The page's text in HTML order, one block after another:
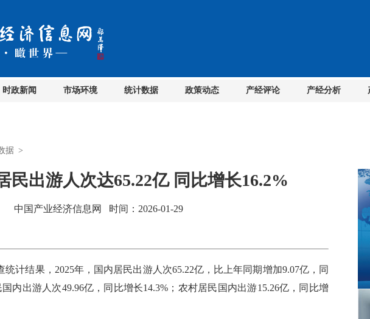
时政新闻 市场环境 统计数据 政策动态 产经评论 产经分析
据 >
民出游人次达65.22亿 同比增长16.2%
中国产业经济信息网 时间：2026-01-29
结果，2025年，国内居民出游人次65.22亿，比上年同期增加9.07亿，同
内出游人次49.96亿，同比增长14.3%；农村居民国内出游15.26亿，同比增